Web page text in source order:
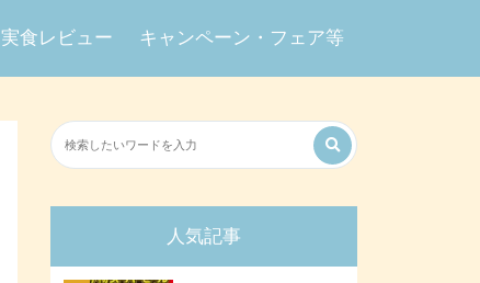
実食レビュー キャンペーン・フェア等
人気記事